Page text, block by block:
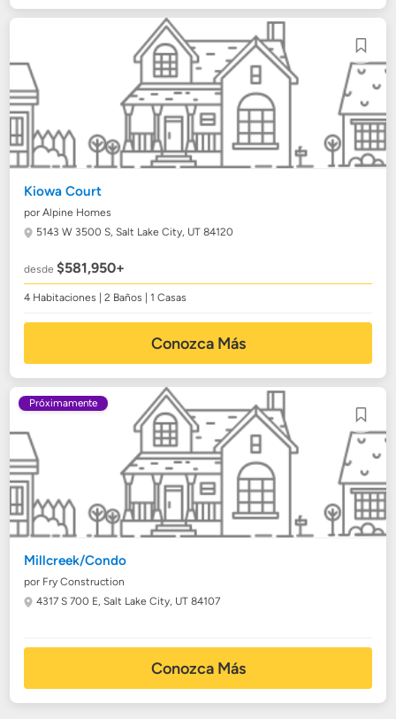
Kiowa Court
por Alpine Homes
5143 W 3500 S,Salt Lake City, UT 84120
desde$581,950+
4 Habitaciones | 2 Baños | 1 Casas
Conozca Más
Próximamente
Millcreek/Condo
por Fry Construction
4317 S 700 E,Salt Lake City, UT 84107
Conozca Más